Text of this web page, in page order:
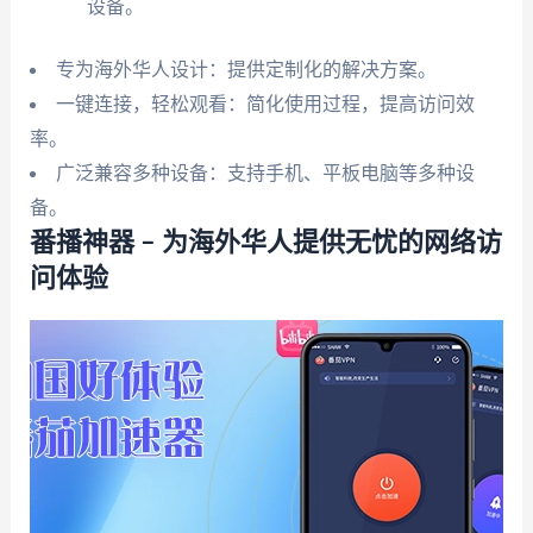
设备。
专为海外华人设计：提供定制化的解决方案。
一键连接，轻松观看：简化使用过程，提高访问效
率。
广泛兼容多种设备：支持手机、平板电脑等多种设
备。
番播神器 – 为海外华人提供无忧的网络访
问体验